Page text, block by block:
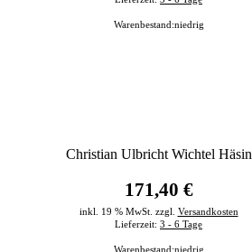
Warenbestand:niedrig
Christian Ulbricht Wichtel Häsin
171,40 €
inkl. 19 % MwSt. zzgl. Versandkosten
Lieferzeit: 3 - 6 Tage
Warenbestand:niedrig